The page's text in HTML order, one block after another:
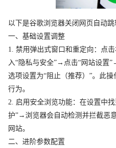
以下是谷歌浏览器关闭网页自动跳
一、基础设置调整
1. 禁用弹出式窗口和重定向：点
入“隐私与安全”→点击“网站设置
选项设置为“阻止（推荐）”。此
行为。
2. 启用安全浏览功能：在设置中
护”→浏览器会自动检测并拦截恶
网站。
二、进阶参数配置